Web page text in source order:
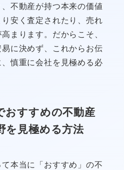
不動産が持つ本来の価値
安く査定されたり、売れ
まります。だからこそ、
易に決めず、これからお伝
慎重に会社を見極める必
おすすめの不動産
を見極める方法
本当に「おすすめ」の不